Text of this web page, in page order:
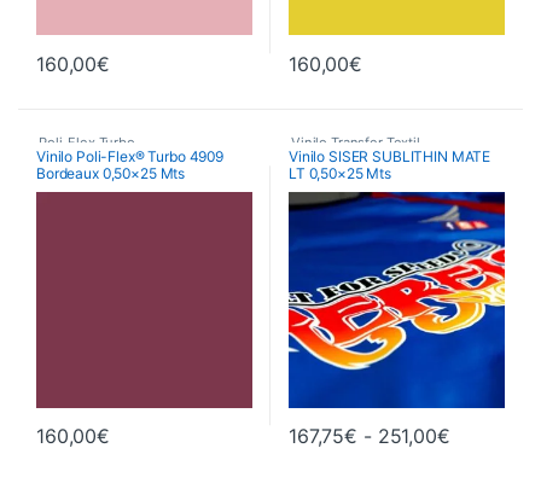
160,00€ 160,00€
Poli-Flex Turbo
Vinilo Transfer Textil
Vinilo Poli-Flex® Turbo 4909
Bordeaux 0,50×25 Mts
160,00€
Vinilo Transfer Textil
Vinilo Transfer Textil Imprimible
Vinilo SISER SUBLITHIN MATE
LT 0,50×25 Mts
167,75€ - 251,00€Rango
Este producto tiene múltiples